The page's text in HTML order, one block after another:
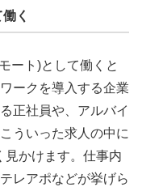
く
ート)として働くと
ークを導入する企業
正社員や、アルバイ
ういった求人の中に
見かけます。仕事内
レアポなどが挙げら